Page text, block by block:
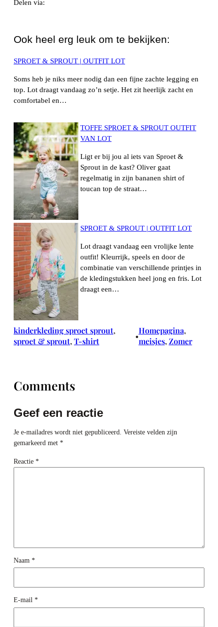
Delen via:
Ook heel erg leuk om te bekijken:
SPROET & SPROUT | OUTFIT LOT
Soms heb je niks meer nodig dan een fijne zachte legging en
top. Lot draagt vandaag zo’n setje. Het zit heerlijk zacht en
comfortabel en…
TOFFE SPROET & SPROUT OUTFIT
VAN LOT
Ligt er bij jou al iets van Sproet &
Sprout in de kast? Oliver gaat
regelmatig in zijn bananen shirt of
toucan top de straat…
SPROET & SPROUT | OUTFIT LOT
Lot draagt vandaag een vrolijke lente
outfit! Kleurrijk, speels en door de
combinatie van verschillende printjes in
de kledingstukken heel jong en fris. Lot
draagt een…
kinderkleding sproet sprout
sproet & sprout, T-shirt •
Homepagina,
meisjes, Zomer
Comments
Geef een reactie
Je e-mailadres wordt niet gepubliceerd. Vereiste velden zijn
gemarkeerd met *
Reactie *
Naam *
E-mail *